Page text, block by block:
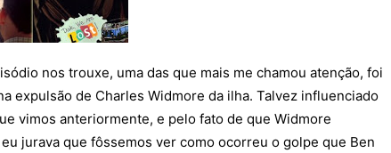
nos trouxe, uma das que mais me chamou atenção, foi
expulsão de Charles Widmore da ilha. Talvez influenciado
vimos anteriormente, e pelo fato de que Widmore
jurava que fôssemos ver como ocorreu o golpe que Ben